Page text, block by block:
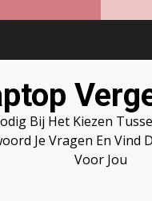
Bij Het Kiezen
Je Vragen En Vind
Voor Jou